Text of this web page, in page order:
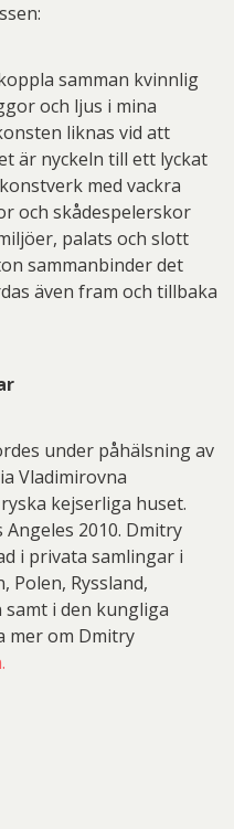
samman kvinnlig
och ljus i mina
liknas vid att
är nyckeln till ett lyckat
med vackra
och skådespelerskor
palats och slott
sammanbinder det
även fram och tillbaka
under påhälsning av
Vladimirovna
kejserliga huset.
2010. Dmitry
i privata samlingar i
Polen, Ryssland,
i den kungliga
mer om Dmitry